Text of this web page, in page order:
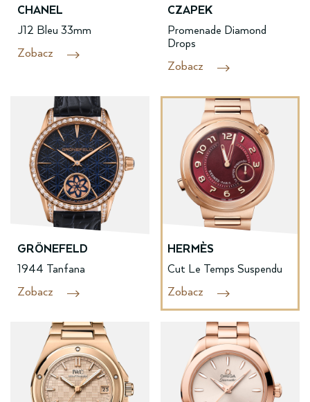
CHANEL
J12 Bleu 33mm
Zobacz
CZAPEK
Promenade Diamond
Drops
Zobacz
GRÖNEFELD
1944 Tanfana
Zobacz
HERMÈS
Cut Le Temps Suspendu
Zobacz